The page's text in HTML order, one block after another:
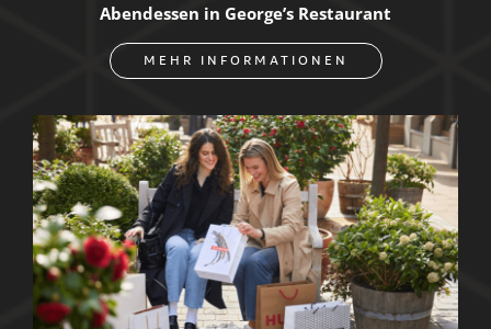
Abendessen in George’s Restaurant
MEHR INFORMATIONEN